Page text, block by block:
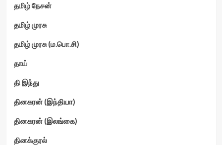
தமிழ் நேசன்
தமிழ் முரசு
தமிழ் முரசு (ம.பொ.சி)
தாய்
தி இந்து
தினகரன் (இந்தியா)
தினகரன் (இலங்கை)
தினக்குரல்